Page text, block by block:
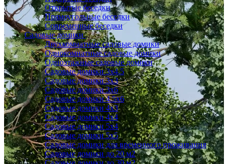
Открытые беседки
Прямоугольные беседки
Современные беседки
Садовые домики
Двухкомнатные садовые домики
Однокомнатные садовые домики
Одноэтажные садовые домики
Садовые домики 3x4.5
Садовые домики 3х3
Садовые домики 3х6
Садовые домики 4.5x6
Садовые домики 4x3
Садовые домики 4x4
Садовые домики 5х4
Садовые домики 5х5
Садовые домики для временного проживания
Садовые домики до 20 м2